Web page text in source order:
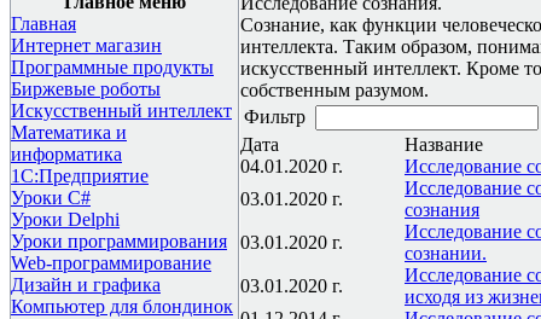
Главная
Интернет магазин
Программные продукты
Биржевые роботы
Искусственный интеллект
Математика и
информатика
1С:Предприятие
Уроки C#
Уроки Delphi
Уроки программирования
Web-программирование
Дизайн и графика
Компьютер для блондинок
Cознание, как функции
интеллекта. Таким образом,
искусственный интеллект. Кроме
собственным разумом.
Фильтр
Дата
Название
04.01.2020 г.
Исследование
03.01.2020 г.
Исследование
сознания
03.01.2020 г.
Исследование
сознании.
03.01.2020 г.
Исследование
исходя из